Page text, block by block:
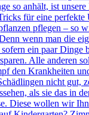
so anhält, ist
für eine
pflegen – so
wenn man die
ein paar
Alle anderen
den Krankheiten
nicht gut,
als sie das in
Diese wollen wir